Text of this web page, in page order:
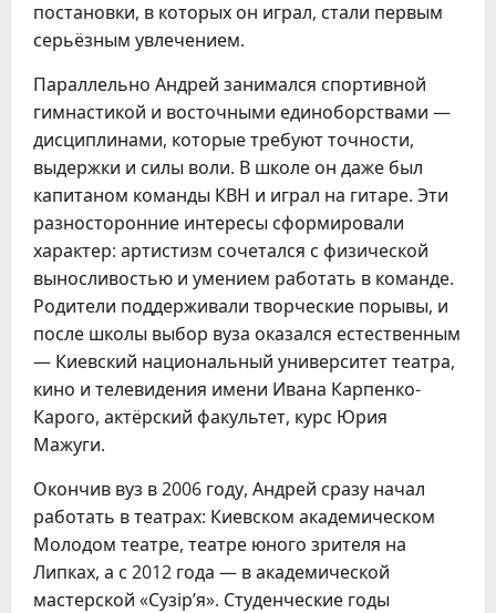
постановки, в которых он играл, стали первым
серьёзным увлечением.
Параллельно Андрей занимался спортивной
гимнастикой и восточными единоборствами —
дисциплинами, которые требуют точности,
выдержки и силы воли. В школе он даже был
капитаном команды КВН и играл на гитаре. Эти
разносторонние интересы сформировали
характер: артистизм сочетался с физической
выносливостью и умением работать в команде.
Родители поддерживали творческие порывы, и
после школы выбор вуза оказался естественным
— Киевский национальный университет театра,
кино и телевидения имени Ивана Карпенко-
Карого, актёрский факультет, курс Юрия
Мажуги.
Окончив вуз в 2006 году, Андрей сразу начал
работать в театрах: Киевском академическом
Молодом театре, театре юного зрителя на
Липках, а с 2012 года — в академической
мастерской «Сузір’я». Студенческие годы